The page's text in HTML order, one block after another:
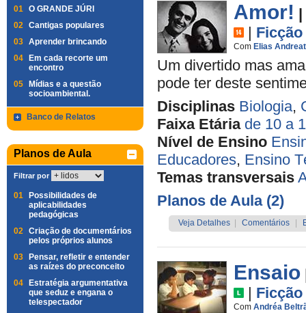
01 O GRANDE JÚRI
02 Cantigas populares
03 Aprender brincando
04
Em cada recorte um
encontro
05
Mídias e a questão
socioambiental.
Banco de Relatos
Planos de Aula
Filtrar por
01
Possibilidades de
aplicabilidades
pedagógicas
02 Criação de documentários
pelos próprios alunos
03
Pensar, refletir e entender
as raízes do preconceito
04
Estratégia argumentativa
que seduz e engana o
telespectador
Amor! |
| Ficção
Com Elias
Um divertido mas
pode ter deste
Disciplinas Biologia,
Faixa Etária de 10 a
Nível de Ensino
Educadores, Ensino
Temas transversais
Planos de Aula (2)
Veja Detalhes Comentários
Ensaio
| Ficção
Com Andréa